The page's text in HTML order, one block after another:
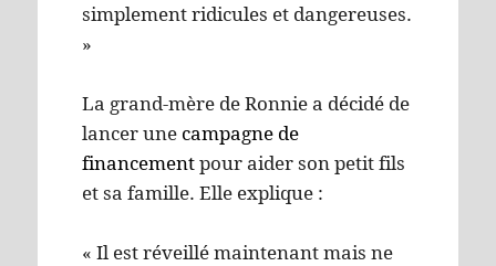
simplement ridicules et dangereuses.
»
La grand-mère de Ronnie a décidé de
lancer une campagne de
financementpour aider son petit fils
et sa famille. Elle explique :
« Il est réveillé maintenant mais ne